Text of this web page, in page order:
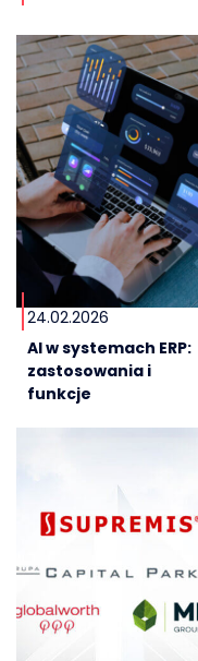
24.02.2026
AI w systemach ERP:
zastosowania i
funkcje